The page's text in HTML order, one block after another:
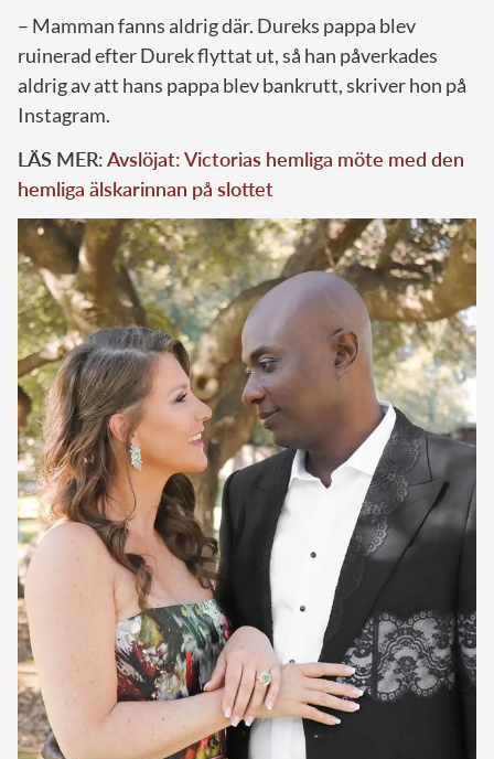
– Mamman fanns aldrig där. Dureks pappa blev
ruinerad efter Durek flyttat ut, så han påverkades
aldrig av att hans pappa blev bankrutt, skriver hon på
Instagram.
LÄS MER:Avslöjat: Victorias hemliga möte med den
hemliga älskarinnan på slottet